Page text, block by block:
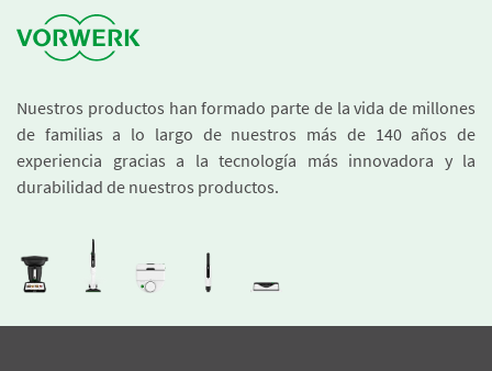
Nuestros productos han formado parte de la vida de millones
de familias a lo largo de nuestros más de 140 años de
experiencia gracias a la tecnología más innovadora y la
durabilidad de nuestros productos.